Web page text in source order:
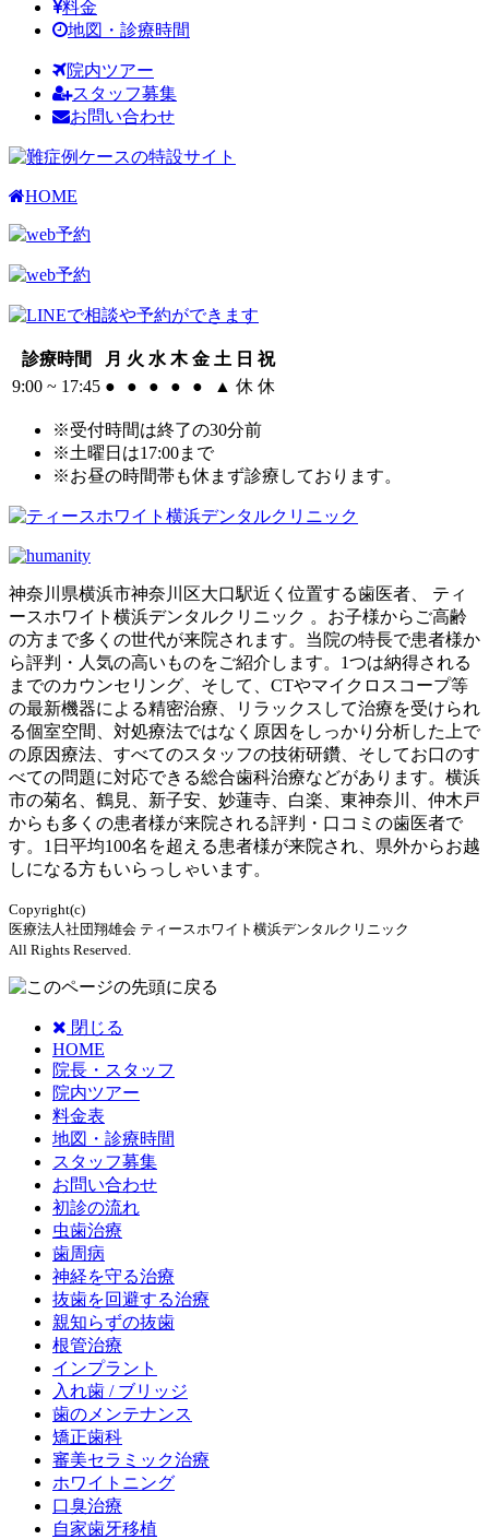
料金
地図・診療時間
院内ツアー
スタッフ募集
お問い合わせ
HOME
診療時間 月 火 水 木 金 土 日 祝
9:00 ~ 17:45 ● ● ● ● ● ▲ 休 休
※受付時間は終了の30分前
※土曜日は17:00まで
※お昼の時間帯も休まず診療しております。
神奈川県横浜市神奈川区大口駅近く位置する歯医者、 ティ
ースホワイト横浜デンタルクリニック 。お子様からご高齢
の方まで多くの世代が来院されます。当院の特長で患者様か
ら評判・人気の高いものをご紹介します。1つは納得される
までのカウンセリング、そして、CTやマイクロスコープ等
の最新機器による精密治療、リラックスして治療を受けられ
る個室空間、対処療法ではなく原因をしっかり分析した上で
の原因療法、すべてのスタッフの技術研鑽、そしてお口のす
べての問題に対応できる総合歯科治療などがあります。横浜
市の菊名、鶴見、新子安、妙蓮寺、白楽、東神奈川、仲木戸
からも多くの患者様が来院される評判・口コミの歯医者で
す。1日平均100名を超える患者様が来院され、県外からお越
しになる方もいらっしゃいます。
Copyright(c)
医療法人社団翔雄会 ティースホワイト横浜デンタルクリニック
All Rights Reserved.
閉じる
HOME
院長・スタッフ
院内ツアー
料金表
地図・診療時間
スタッフ募集
お問い合わせ
初診の流れ
虫歯治療
歯周病
神経を守る治療
抜歯を回避する治療
親知らずの抜歯
根管治療
インプラント
入れ歯 / ブリッジ
歯のメンテナンス
矯正歯科
審美セラミック治療
ホワイトニング
口臭治療
自家歯牙移植